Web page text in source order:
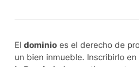
El dominio es el derecho de
un bien inmueble. Inscribirlo en